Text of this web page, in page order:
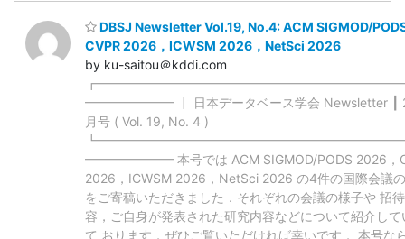
DBSJ Newsletter Vol.19, No.4: ACM SIGMOD/
CVPR 2026，ICWSM 2026，NetSci 2026
by ku-saitou＠kddi.com
━━━━━━━ ┃ 日本データベース学会 Newsletter ┃
月号 ( Vol. 19, No. 4 )
━━━━━━━ 本号では ACM SIGMOD/PODS 2026，
2026，ICWSM 2026，NetSci 2026 の4件の国際会議
をご寄稿いただきました．それぞれの会議の様子や 招
容，ご自身が発表された研究内容などについて紹介して
て おります．ぜひご覧いただければ幸いです． 本号な